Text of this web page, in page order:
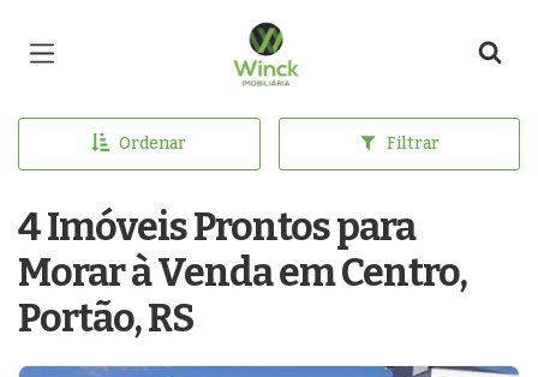
Página inicial
Ordenar Filtrar
4 Imóveis Prontos para
Morar à Venda em Centro,
Portão, RS